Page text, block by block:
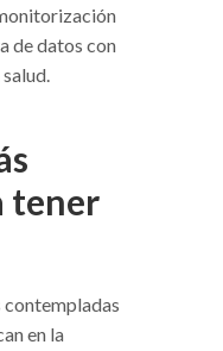
de datos con
tener
en la